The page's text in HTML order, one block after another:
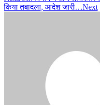
किया तबादला, आदेश जारी…Next